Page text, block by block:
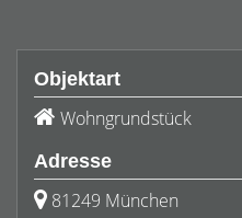
Objektart
Wohngrundstück
Adresse
81249 München